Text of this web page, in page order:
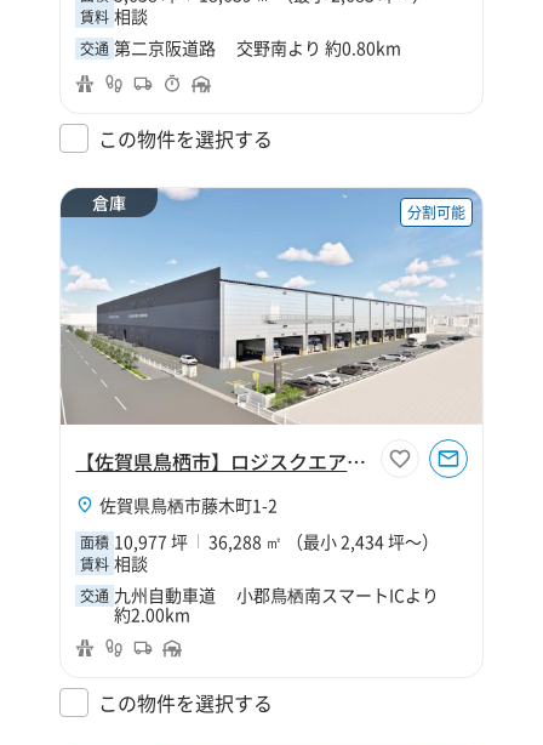
賃料 相談
交通 第二京阪道路 交野南より 約0.80km
この物件を選択する
倉庫 分割可能
【佐賀県鳥栖市】ロジスクエア鳥栖Ⅱ
佐賀県鳥栖市藤木町1-2
面積 10,977 坪 36,288 ㎡ （最小 2,434 坪～）
賃料 相談
交通 九州自動車道 小郡鳥栖南スマートICより
約2.00km
この物件を選択する